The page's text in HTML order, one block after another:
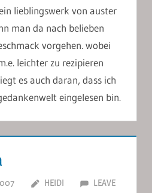
lieblingswerk von auster
man da nach belieben
vorgehen. wobei
leichter zu rezipieren
es auch daran, dass ich
eingelesen bin.
HEIDI
LEAVE